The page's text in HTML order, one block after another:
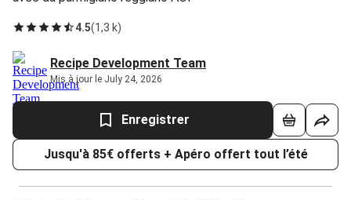
4.5(1,3 k)
Recipe Development Team
Mis à jour le July 24, 2026
Enregistrer
Jusqu'à 85€ offerts + Apéro offert tout l’été